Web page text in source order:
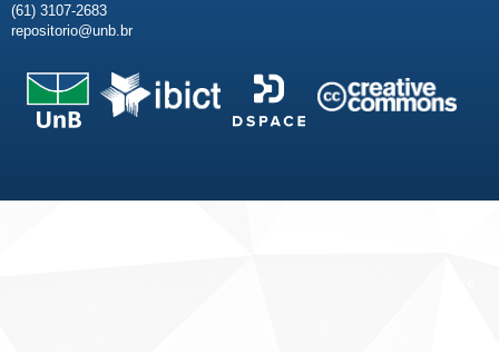
(61) 3107-2683
repositorio@unb.br